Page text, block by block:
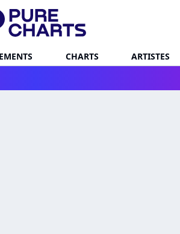
CHARTS ARTISTES